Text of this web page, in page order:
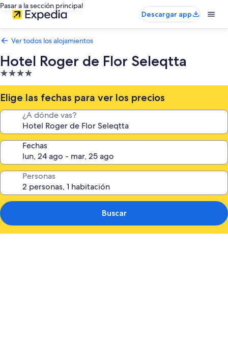
Pasar a la sección principal
Descargar app
Ver todos los alojamientos
Hotel Roger de Flor Seleqtta
Alojamiento
de
4.0 estrellas
Elige las fechas para ver los precios
¿A dónde vas?
Fechas
Personas
Buscar